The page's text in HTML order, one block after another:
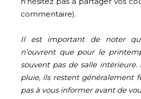
commentaire).
Il est important de noter
n’ouvrent que pour le
souvent pas de salle intérieure.
pluie, ils restent généralement
pas à vous informer avant de